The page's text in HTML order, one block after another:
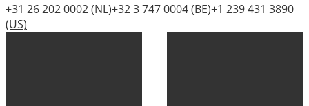
+31 26 202 0002(NL)+32 3 747 0004(BE)+1 239 431 3890
(US)